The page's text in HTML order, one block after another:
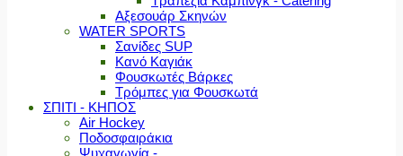
Αξεσουάρ Σκηνών
WATER SPORTS
Σανίδες SUP
Κανό Καγιάκ
Φουσκωτές Βάρκες
Τρόμπες για Φουσκωτά
ΣΠΙΤΙ - ΚΗΠΟΣ
Air Hockey
Ποδοσφαιράκια